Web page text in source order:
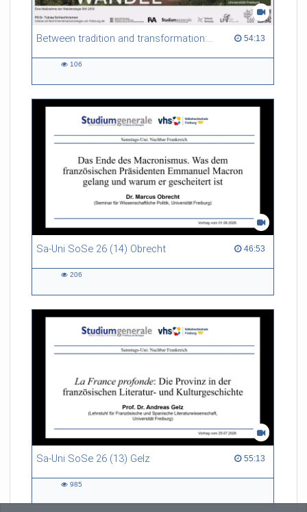
Between tradition and transformation: how owners, advisers and institutions co-create knowledge for resilient forests in Europe 54:13
54:13 duration
106
Sa-Uni SoSe 26 (14) Obrecht 46:53
46:53 duration
206
Sa-Uni SoSe 26 (13) Gelz 55:13
55:13 duration
985